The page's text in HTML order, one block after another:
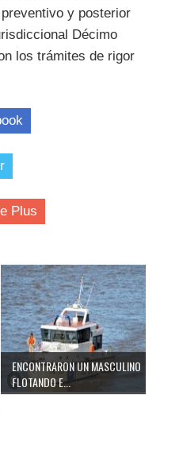
y posterior
Décimo
los trámites de rigor
Plus
ENCONTRARON UN MASCULINO
FLOTANDO E...